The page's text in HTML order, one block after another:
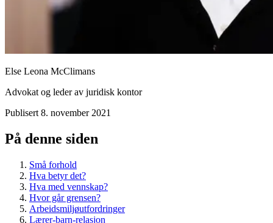
Else Leona McClimans
Advokat og leder av juridisk kontor
Publisert 8. november 2021
På denne siden
Små forhold
Hva betyr det?
Hva med vennskap?
Hvor går grensen?
Arbeidsmiljøutfordringer
Lærer-barn-relasjon